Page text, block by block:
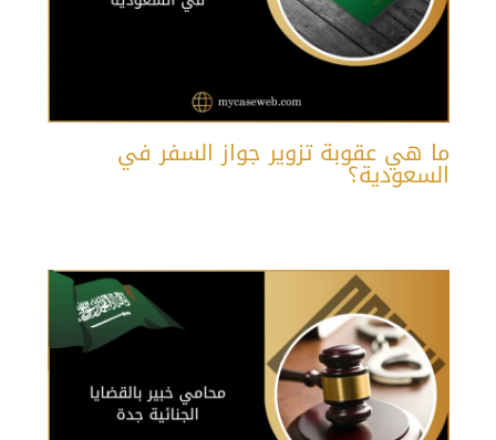
ما هي عقوبة تزوير جواز السفر في
السعودية؟